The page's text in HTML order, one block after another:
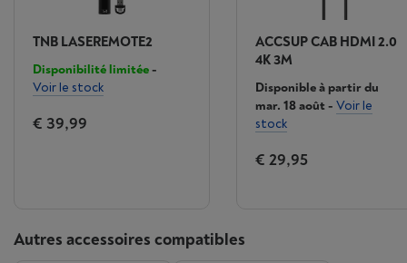
TNB LASEREMOTE2
Disponibilité limitée-
Voir le stock
€ 39,99
ACCSUP CAB HDMI 2.0
4K 3M
Disponible à partir du
mar. 18 août- Voir le
stock
€ 29,95
Autres accessoires compatibles